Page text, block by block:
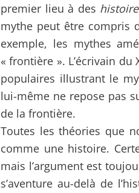
premier lieu à des
mythe peut être compris
exemple, les mythes
« frontière ». L’écrivain du
populaires illustrant le
lui-même ne repose pas
de la frontière.
Toutes les théories que
comme une histoire.
mais l’argument est
s’aventure au-delà de